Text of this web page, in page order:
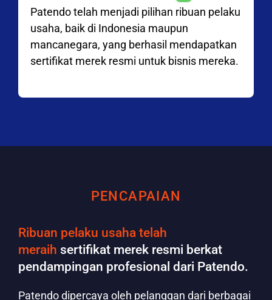
Patendo telah menjadi pilihan ribuan pelaku
usaha, baik di Indonesia maupun
mancanegara, yang berhasil mendapatkan
sertifikat merek resmi untuk bisnis mereka.
PENCAPAIAN
Ribuan pelaku usaha telah
meraih sertifikat merek resmi berkat
pendampingan profesional dari Patendo.
Patendo dipercaya oleh pelanggan dari berbagai